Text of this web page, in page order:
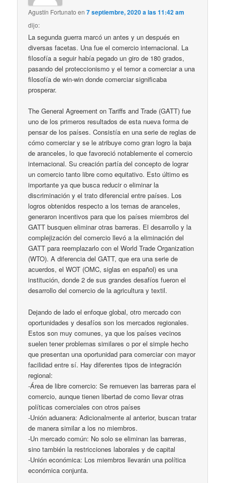
Agustín Fortunato en7 septiembre, 2020 a las 11:42 am
dijo:
La segunda guerra marcó un antes y un después en
diversas facetas. Una fue el comercio internacional. La
filosofía a seguir había pegado un giro de 180 grados,
pasando del proteccionismo y el temor a comerciar a una
filosofía de win-win donde comerciar significaba
prosperar.
The General Agreement on Tariffs and Trade (GATT) fue
uno de los primeros resultados de esta nueva forma de
pensar de los países. Consistía en una serie de reglas de
cómo comerciar y se le atribuye como gran logro la baja
de aranceles, lo que favoreció notablemente el comercio
internacional. Su creación partía del concepto de lograr
un comercio tanto libre como equitativo. Esto último es
importante ya que busca reducir o eliminar la
discriminación y el trato diferencial entre países. Los
logros obtenidos respecto a los temas de aranceles,
generaron incentivos para que los países miembros del
GATT busquen eliminar otras barreras. El desarrollo y la
complejización del comercio llevó a la eliminación del
GATT para reemplazarlo con el World Trade Organization
(WTO). A diferencia del GATT, que era una serie de
acuerdos, el WOT (OMC, siglas en español) es una
institución, donde 2 de sus grandes desafíos fueron el
desarrollo del comercio de la agricultura y textil.
Dejando de lado el enfoque global, otro mercado con
oportunidades y desafíos son los mercados regionales.
Estos son muy comunes, ya que los países vecinos
suelen tener problemas similares o por el simple hecho
que presentan una oportunidad para comerciar con mayor
facilidad entre sí. Hay diferentes tipos de integración
regional:
-Área de libre comercio: Se remueven las barreras para el
comercio, aunque tienen libertad de como llevar otras
políticas comerciales con otros países
-Unión aduanera: Adicionalmente al anterior, buscan tratar
de manera similar a los no miembros.
-Un mercado común: No solo se eliminan las barreras,
sino también la restricciones laborales y de capital
-Unión económica: Los miembros llevarán una política
económica conjunta.